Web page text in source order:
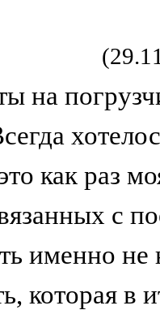
на
как раз
с
именно
которая в